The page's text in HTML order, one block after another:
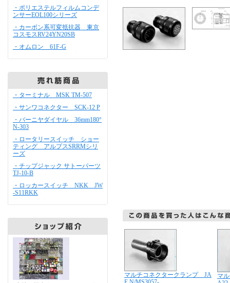
・ポリエステルフィルムコンデ
ンサーEOL100シリーズ
・カーボン系可変抵抗器 東京
コスモスRV24YN20SB
・オムロン 61F-G
・ターミナル MSK TM-507
・サンワコネクター SCK-12 P
・バーニヤダイヤル 36mm180°
N-303
・ロータリースイッチ ショー
ティング アルプスSRRMシリ
ーズ
・チップジャック サトーパーツ
TJ-10-B
・ロッカースイッチ NKK JW
-S11RKK
マルチコネクタークランプ JA
マ